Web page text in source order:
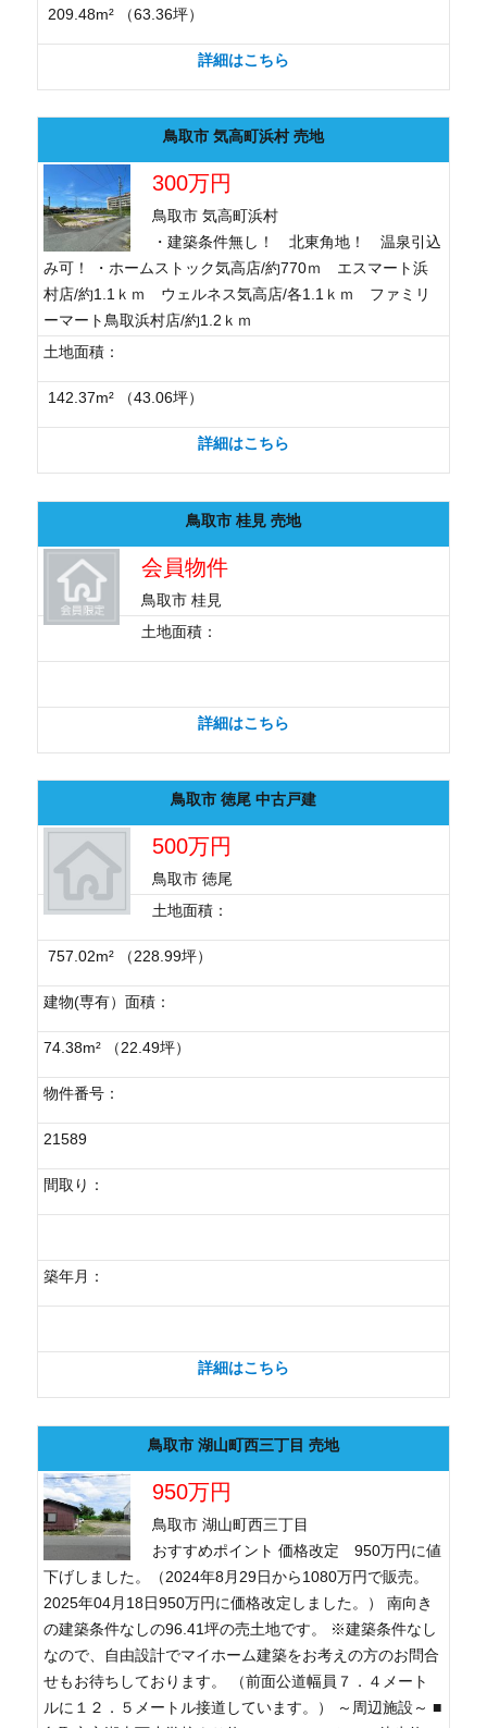
209.48m² （63.36坪）
詳細はこちら
鳥取市 気高町浜村 売地
300万円
鳥取市 気高町浜村
・建築条件無し！ 北東角地！ 温泉引込
み可！ ・ホームストック気高店/約770ｍ エスマート浜
村店/約1.1ｋｍ ウェルネス気高店/各1.1ｋｍ ファミリ
ーマート鳥取浜村店/約1.2ｋｍ
土地面積：
142.37m² （43.06坪）
詳細はこちら
鳥取市 桂見 売地
会員物件
鳥取市 桂見
土地面積：
詳細はこちら
鳥取市 徳尾 中古戸建
500万円
鳥取市 徳尾
土地面積：
757.02m² （228.99坪）
建物(専有）面積：
74.38m² （22.49坪）
物件番号：
21589
間取り：
築年月：
詳細はこちら
鳥取市 湖山町西三丁目 売地
950万円
鳥取市 湖山町西三丁目
おすすめポイント 価格改定 950万円に値
下げしました。（2024年8月29日から1080万円で販売。
2025年04月18日950万円に価格改定しました。） 南向き
の建築条件なしの96.41坪の売土地です。 ※建築条件なし
なので、自由設計でマイホーム建築をお考えの方のお問合
せもお待ちしております。 （前面公道幅員７．４メート
ルに１２．５メートル接道しています。） ～周辺施設～ ■